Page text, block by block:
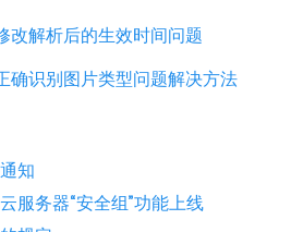
改解析后的生效时间问题
确识别图片类型问题解决方法
知
服务器“安全组”功能上线